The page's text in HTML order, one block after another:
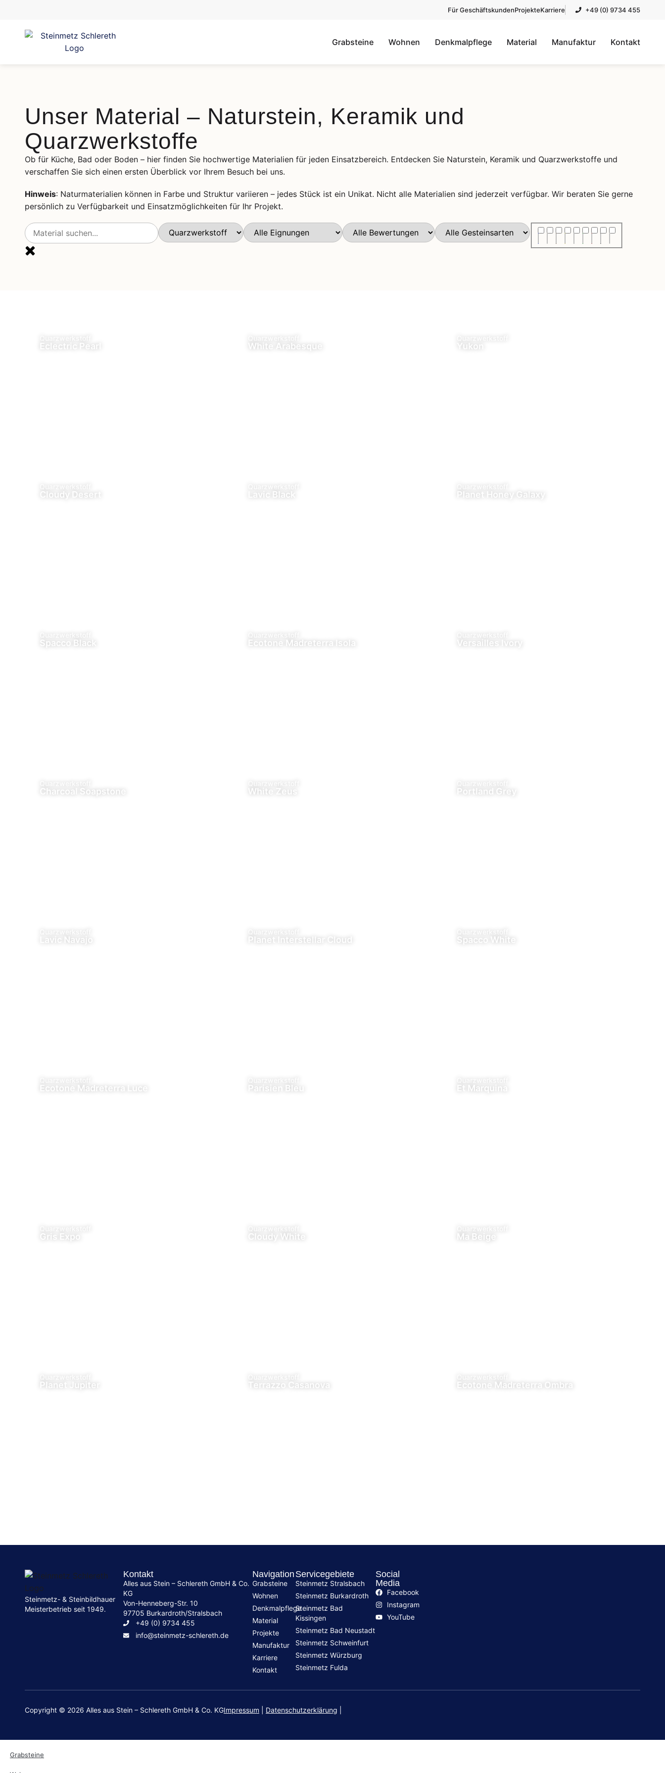
Für GeschäftskundenProjekteKarriere +49 (0) 9734 455
Grabsteine Wohnen Denkmalpflege Material Manufaktur Kontakt
Unser Material – Naturstein, Keramik und
Quarzwerkstoffe
Ob für Küche, Bad oder Boden – hier finden Sie hochwertige Materialien für jeden Einsatzbereich. Entdecken Sie Naturstein, Keramik und Quarzwerkstoffe und
verschaffen Sie sich einen ersten Überblick vor Ihrem Besuch bei uns.
Hinweis: Naturmaterialien können in Farbe und Struktur variieren – jedes Stück ist ein Unikat. Nicht alle Materialien sind jederzeit verfügbar. Wir beraten Sie gerne
persönlich zu Verfügbarkeit und Einsatzmöglichkeiten für Ihr Projekt.
Eclectric Pearl White Arabesque Yukon
Cloudy Desert Lavic Black Planet Honey Galaxy
Spacco Black Ecotone Madreterra Isola Versailles Ivory
Charcoal Soapstone White Zeus Portland Grey
Lavic Navajo Planet Interstellar Cloud Spacco White
Ecotone Madreterra Luce Parisien Bleu Et Marquina
Gris Expo Cloudy White Ma Beige
Planet Jupiter Terrazzo Casanova Ecotone Madreterra Ombra
Steinmetz- & Steinbildhauer
Meisterbetrieb seit 1949.
Kontakt
Alles aus Stein – Schlereth GmbH & Co.
KG
Von-Henneberg-Str. 10
97705 Burkardroth/Stralsbach
+49 (0) 9734 455
info@steinmetz-schlereth.de
Navigation
Grabsteine
Wohnen
Denkmalpflege
Material
Projekte
Manufaktur
Karriere
Kontakt
Servicegebiete
Steinmetz Stralsbach
Steinmetz Burkardroth
Steinmetz Bad
Kissingen
Steinmetz Bad Neustadt
Steinmetz Schweinfurt
Steinmetz Würzburg
Steinmetz Fulda
Social
Media
Facebook
Instagram
YouTube
Copyright © 2026 Alles aus Stein – Schlereth GmbH & Co. KGImpressum Datenschutzerklärung
Grabsteine